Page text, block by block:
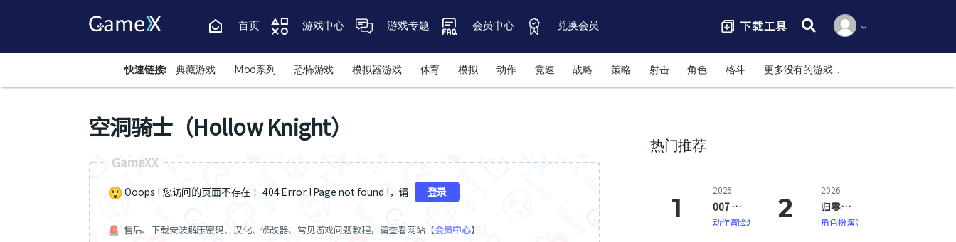
首页 游戏中心 游戏专题 会员中心 兑换会员
搜索:
快速链接: 典藏游戏 Mod系列 恐怖游戏 模拟器游戏 体育 模拟 动作 竞速 战略 策略 射击 角色 格斗 更多没有的游戏…
空洞骑士（Hollow Knight）
GameXX
Ooops ! 您访问的页面不存在 ！404 Error ! Page not found !，请 登录
售后、下载安装解压密码、汉化、修改器、常见游戏问题教程，请查看网站【会员中心】
热门推荐
2026
007 初露锋芒（007 First Light）
动作冒险游戏
2026
归零巡礼：亡谍镇魂曲（ZERO PARADES: For Dead Spies）
角色扮演游戏